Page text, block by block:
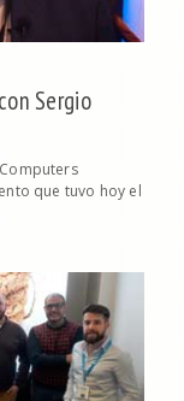
Sergio
que tuvo hoy el